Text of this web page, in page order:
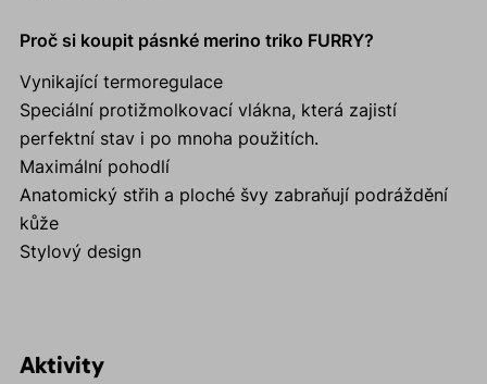
Proč si koupit pásnké merino triko FURRY?
Vynikající termoregulace
Speciální protižmolkovací vlákna, která zajistí
perfektní stav i po mnoha použitích.
Maximální pohodlí
Anatomický střih a ploché švy zabraňují podráždění
kůže
Stylový design
Aktivity